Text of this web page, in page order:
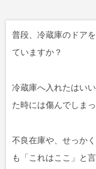
普段、冷蔵庫のドア
ていますか？
冷蔵庫へ入れたはい
た時には傷んでしま
不良在庫や、せっか
も「これはここ」と